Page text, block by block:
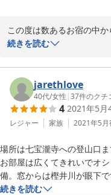
この度は数あるお宿の中
いました。
お褒めのお言葉誠に恐縮
またのご来館を心よりお待
2024-10-28
続きを読む
jarethlove
40代/女性 |37件のクチ
4 2021年5月
レジャー 家族 2021年5月
場所は七宝瀧寺への登山口
お部屋は広くてきれいでオ
備。窓からは樫井川が眼下で
夕食のポーク鍋は、このご
続きを読む